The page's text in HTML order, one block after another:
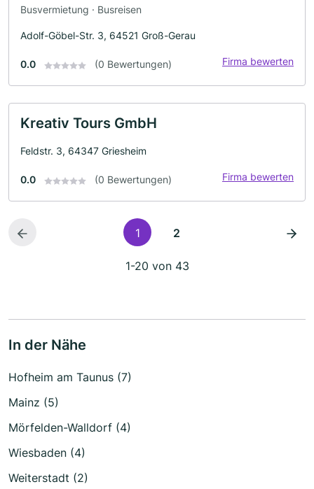
Busvermietung · Busreisen
Adolf-Göbel-Str. 3, 64521 Groß-Gerau
0.0 (0 Bewertungen) Firma bewerten
Kreativ Tours GmbH
Feldstr. 3, 64347 Griesheim
0.0 (0 Bewertungen) Firma bewerten
1 2
1-20 von 43
In der Nähe
Hofheim am Taunus (7)
Mainz (5)
Mörfelden-Walldorf (4)
Wiesbaden (4)
Weiterstadt (2)